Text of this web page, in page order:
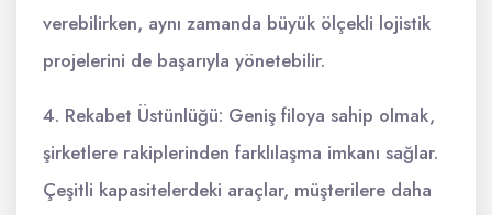
verebilirken, aynı zamanda büyük ölçekli lojistik
projelerini de başarıyla yönetebilir.
4. Rekabet Üstünlüğü: Geniş filoya sahip olmak,
şirketlere rakiplerinden farklılaşma imkanı sağlar.
Çeşitli kapasitelerdeki araçlar, müşterilere daha